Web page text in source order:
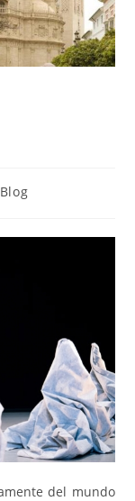
Blog
del mundo